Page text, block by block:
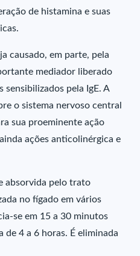
de histamina e suas
causado, em parte, pela
mediador liberado
sensibilizados pela IgE. A
o sistema nervoso central
sua proeminente ação
ações anticolinérgica e
absorvida pelo trato
no fígado em vários
se em 15 a 30 minutos
de 4 a 6 horas. É eliminada